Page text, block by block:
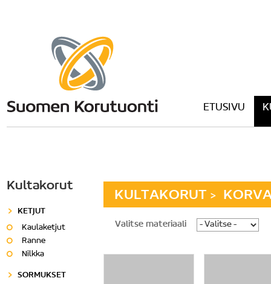
ETUSIVU
KULTAKORUT >
Valitse materiaali
Kultakorut
KETJUT
Kaulaketjut
Ranne
Nilkka
SORMUKSET